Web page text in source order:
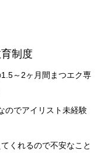
制度
～2ヶ月間まつエク専
のでアイリスト未経験
くれるので不安なこと